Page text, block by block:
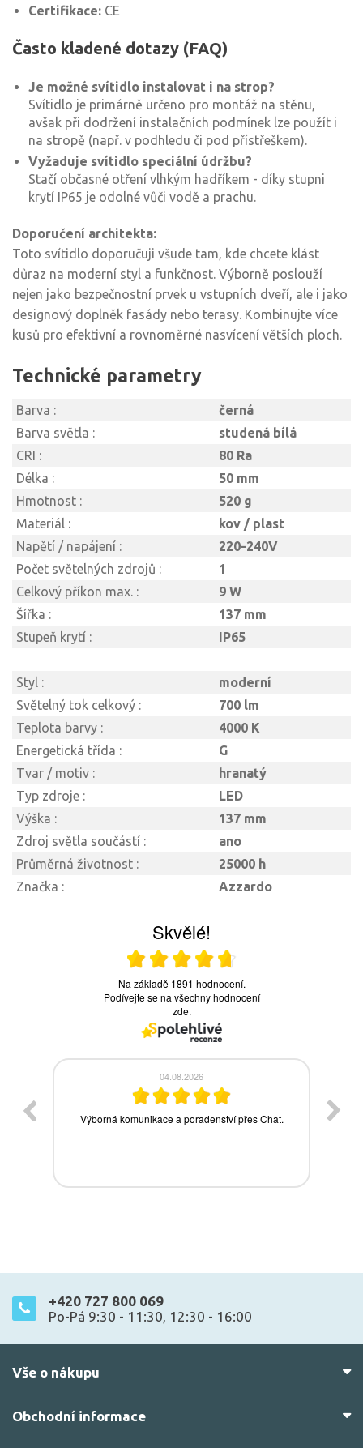
Certifikace: CE
Často kladené dotazy (FAQ)
Je možné svítidlo instalovat i na strop?
Svítidlo je primárně určeno pro montáž na stěnu,
avšak při dodržení instalačních podmínek lze použít i
na stropě (např. v podhledu či pod přístřeškem).
Vyžaduje svítidlo speciální údržbu?
Stačí občasné otření vlhkým hadříkem - díky stupni
krytí IP65 je odolné vůči vodě a prachu.
Doporučení architekta:
Toto svítidlo doporučuji všude tam, kde chcete klást
důraz na moderní styl a funkčnost. Výborně poslouží
nejen jako bezpečnostní prvek u vstupních dveří, ale i jako
designový doplněk fasády nebo terasy. Kombinujte více
kusů pro efektivní a rovnoměrné nasvícení větších ploch.
Technické parametry
Barva :
černá
Barva světla :
studená bílá
CRI :
80 Ra
Délka :
50 mm
Hmotnost :
520 g
Materiál :
kov / plast
Napětí / napájení :
220-240V
Počet světelných zdrojů :
1
Celkový příkon max. :
9 W
Šířka :
137 mm
Stupeň krytí :
IP65
Styl :
moderní
Světelný tok celkový :
700 lm
Teplota barvy :
4000 K
Energetická třída :
G
Tvar / motiv :
hranatý
Typ zdroje :
LED
Výška :
137 mm
Zdroj světla součástí :
ano
Průměrná životnost :
25000 h
Značka :
Azzardo
+420 727 800 069
Po-Pá 9:30 - 11:30, 12:30 - 16:00
Vše o nákupu
Obchodní informace